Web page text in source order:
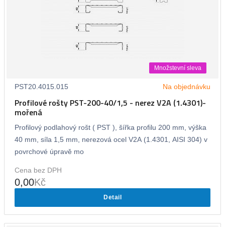
Množstevní sleva
PST20.4015.015 Na objednávku
Profilové rošty PST-200-40/1,5 - nerez V2A (1.4301)-
mořená
Profilový podlahový rošt ( PST ), šířka profilu 200 mm, výška
40 mm, síla 1,5 mm, nerezová ocel V2A (1.4301, AISI 304) v
povrchové úpravě mo
Cena bez DPH
0,00Kč
Detail